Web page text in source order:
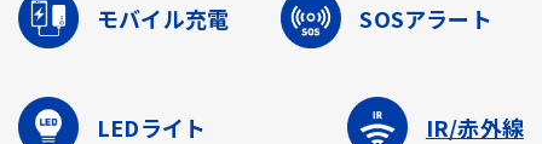
モバイル充電 SOSアラート
LEDライト IR/赤外線